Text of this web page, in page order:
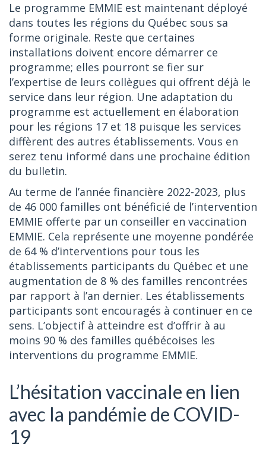
Le programme EMMIE est maintenant déployé
dans toutes les régions du Québec sous sa
forme originale. Reste que certaines
installations doivent encore démarrer ce
programme; elles pourront se fier sur
l’expertise de leurs collègues qui offrent déjà le
service dans leur région. Une adaptation du
programme est actuellement en élaboration
pour les régions 17 et 18 puisque les services
diffèrent des autres établissements. Vous en
serez tenu informé dans une prochaine édition
du bulletin.
Au terme de l’année financière 2022-2023, plus
de 46 000 familles ont bénéficié de l’intervention
EMMIE offerte par un conseiller en vaccination
EMMIE. Cela représente une moyenne pondérée
de 64 % d’interventions pour tous les
établissements participants du Québec et une
augmentation de 8 % des familles rencontrées
par rapport à l’an dernier. Les établissements
participants sont encouragés à continuer en ce
sens. L’objectif à atteindre est d’offrir à au
moins 90 % des familles québécoises les
interventions du programme EMMIE.
L’hésitation vaccinale en lien
avec la pandémie de COVID-
19